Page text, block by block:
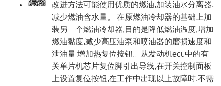
改进方法可能使用优质的燃油,加装油水分离器,
减少燃油含水量。 在原燃油冷却器的基础上加
装另一个燃油冷却器,目的是降低燃油温度,增加
燃油黏度,减少高压油泵和喷油器的磨损速度和
泄油量 增加热复位按钮。从发动机ecu中的有
关单片机芯片复位脚引出导线,在开关控制面板
上设置复位按钮,在工作中出现以上故障时,不需